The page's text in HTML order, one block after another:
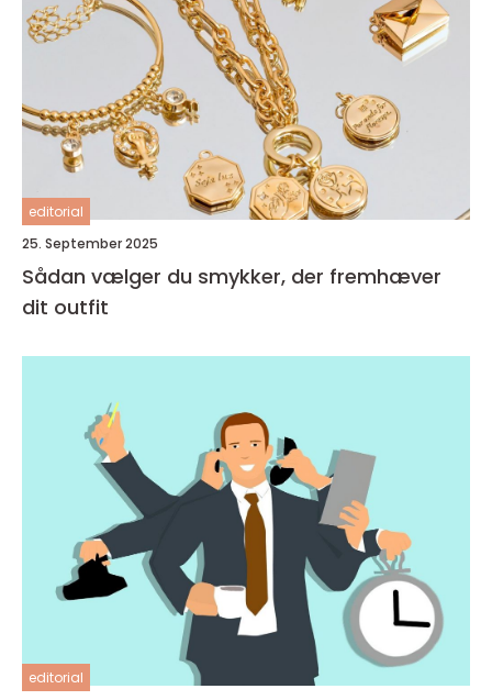
editorial
25. September 2025
Sådan vælger du smykker, der fremhæver
dit outfit
editorial